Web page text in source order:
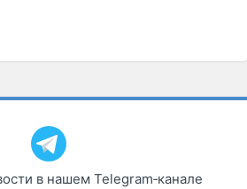
в нашем Telegram‑канале